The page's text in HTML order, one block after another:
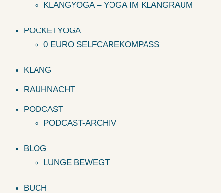
KLANGYOGA – YOGA IM KLANGRAUM
POCKETYOGA
0 EURO SELFCAREKOMPASS
KLANG
RAUHNACHT
PODCAST
PODCAST-ARCHIV
BLOG
LUNGE BEWEGT
BUCH